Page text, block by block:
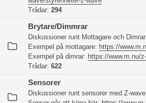
Trådar: 294
Brytare/Dimmrar
Diskussioner runt Mottagare och Dimrar.
Exempel på mottagare: https://
Exempel på dimrar: https://www.m.nu/
Trådar: 622
Sensorer
Diskussioner runt sensorer med Z-